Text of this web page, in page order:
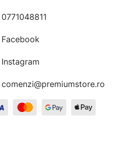
0771048811
Facebook
Instagram
comenzi@premiumstore.ro